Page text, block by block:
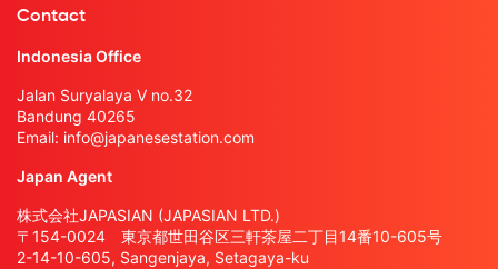
Contact
Indonesia Office
Jalan Suryalaya V no.32
Bandung 40265
Email: info@japanesestation.com
Japan Agent
株式会社JAPASIAN (JAPASIAN LTD.)
〒154-0024 東京都世田谷区三軒茶屋二丁目14番10-605号
2-14-10-605, Sangenjaya, Setagaya-ku